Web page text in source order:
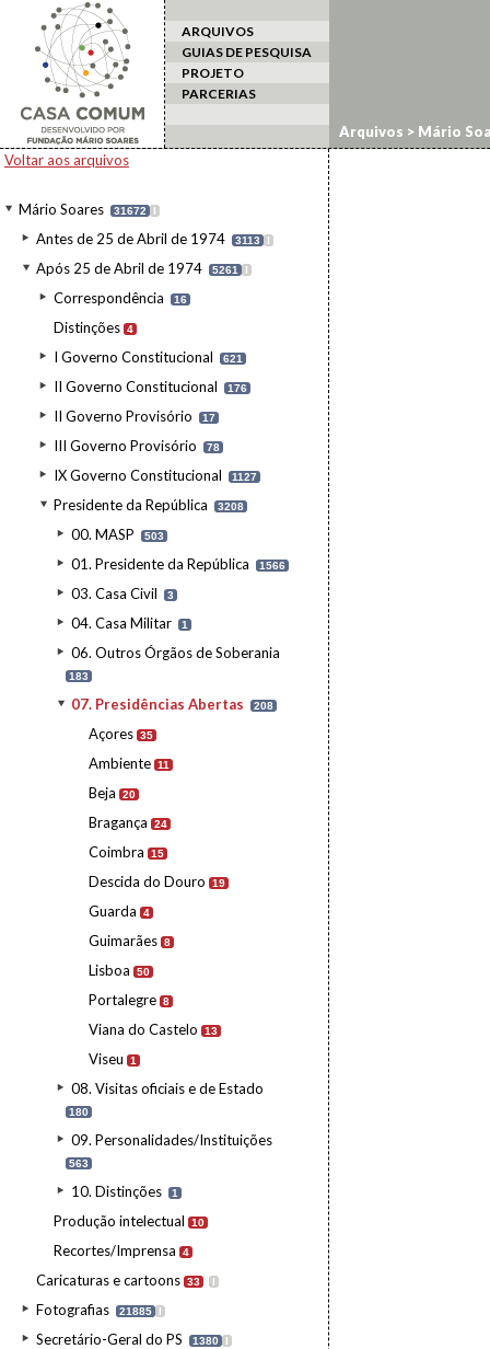
ARQUIVOS
GUIAS DE PESQUISA
PROJETO
PARCERIAS
Voltar aos arquivos
Mário Soares 31672 I
Antes de 25 de Abril de 1974 3113 I
Após 25 de Abril de 1974 5261 I
Correspondência 16
Distinções 4
I Governo Constitucional 621
II Governo Constitucional 176
II Governo Provisório 17
III Governo Provisório 78
IX Governo Constitucional 1127
Presidente da República 3208
00. MASP 503
01. Presidente da República 1566
03. Casa Civil 3
04. Casa Militar 1
06. Outros Órgãos de Soberania
183
07. Presidências Abertas 208
Açores 35
Ambiente 11
Beja 20
Bragança 24
Coimbra 15
Descida do Douro 19
Guarda 4
Guimarães 8
Lisboa 50
Portalegre 8
Viana do Castelo 13
Viseu 1
08. Visitas oficiais e de Estado
180
09. Personalidades/Instituições
563
10. Distinções 1
Produção intelectual 10
Recortes/Imprensa 4
Caricaturas e cartoons 33 I
Fotografias 21885 I
Secretário-Geral do PS 1380 I
Arquivos > Mário